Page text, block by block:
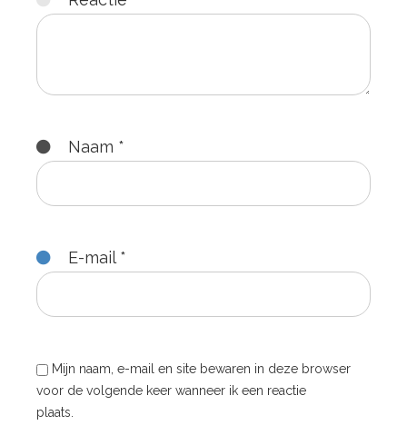
Naam *
E-mail *
Mijn naam, e-mail en site bewaren in deze browser
voor de volgende keer wanneer ik een reactie
plaats.